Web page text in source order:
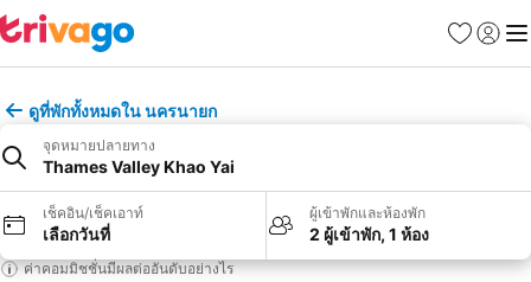
รายการโป
เข้าสู่ร
เมนู
ดูที่พักทั้งหมดใน นครนายก
จุดหมายปลายทาง
Thames Valley Khao Yai
เช็คอิน/เช็คเอาท์
เลือกวันที่
ผู้เข้าพักและห้องพัก
2 ผู้เข้าพัก, 1 ห้อง
ค่าคอมมิชชั่นมีผลต่ออันดับอย่างไร